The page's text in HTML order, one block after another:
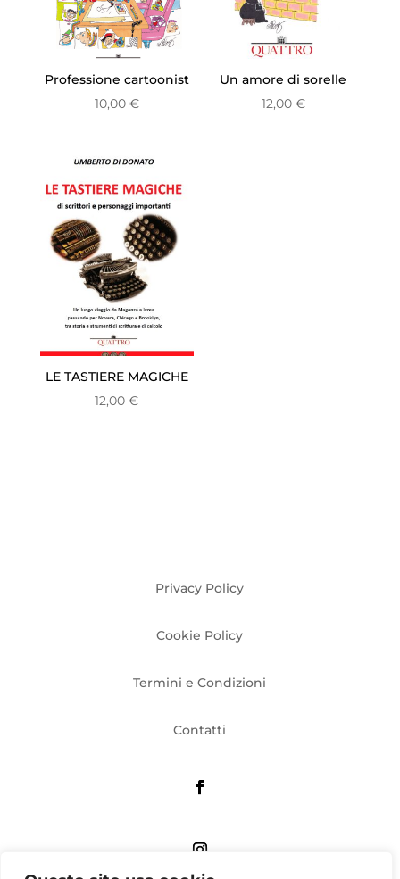
Professione cartoonist
10,00 €
Un amore di sorelle
12,00 €
LE TASTIERE MAGICHE
12,00€
Privacy Policy
Cookie Policy
Termini e Condizioni
Contatti